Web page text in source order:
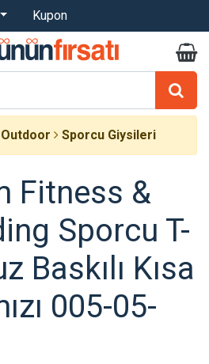
Kupon
Sporcu Giysileri
Fitness &
Sporcu T-
Baskılı Kısa
005-05-